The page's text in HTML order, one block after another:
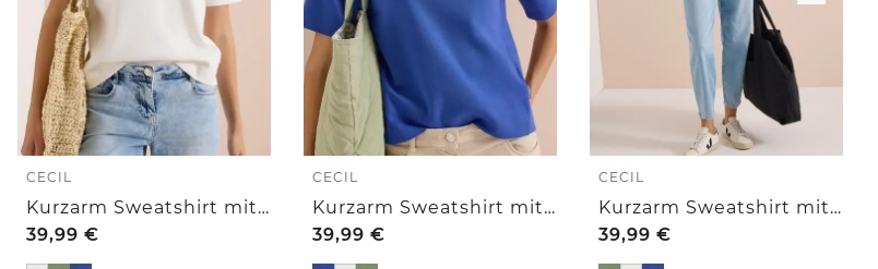
CECIL
Kurzarm Sweatshirt mit Embroidery
39,99 €
CECIL
Kurzarm Sweatshirt mit Embroidery
39,99 €
CECIL
Kurzarm Sweatshirt mit Embroidery
39,99 €